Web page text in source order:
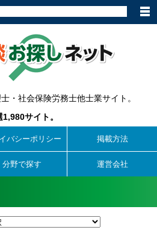
・社会保険労務士他士業サイト。
1,980サイト。
バシーポリシー 掲載方法
分野で探す 運営会社